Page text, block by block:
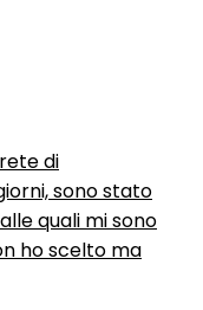
di
sono stato
quali mi sono
ho scelto ma